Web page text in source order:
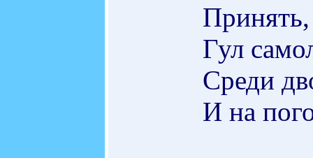
Гул
Среди
И на